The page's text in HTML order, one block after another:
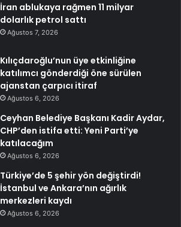
İran ablukaya rağmen 11 milyar
dolarlık petrol sattı
Ağustos 7, 2026
Kılıçdaroğlu’nun üye etkinliğine
katılımcı gönderdiği öne sürülen
ajanstan çarpıcı itiraf
Ağustos 6, 2026
Ceyhan Belediye Başkanı Kadir Aydar,
CHP’den istifa etti: Yeni Parti’ye
katılacağım
Ağustos 6, 2026
Türkiye’de 5 şehir yön değiştirdi!
İstanbul ve Ankara’nın ağırlık
merkezleri kaydı
Ağustos 6, 2026